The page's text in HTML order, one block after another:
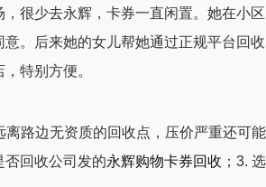
很少去永辉，卡券一直闲置。她在小
意。后来她的女儿帮她通过正规平台回
特别方便。
离路边无资质的回收点，压价严重还可
否回收公司发的永辉购物卡券回收 ；3.